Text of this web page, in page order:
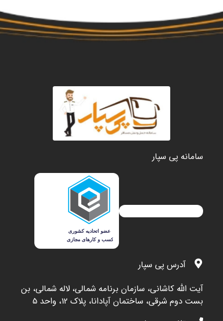
سامانه پی سپار
آدرس پی سپار
آيت الله کاشاني، سازمان برنامه شمالي، لاله شمالي، بن
بست دوم شرقي، ساختمان آپادانا، پلاک 12، واحد 5